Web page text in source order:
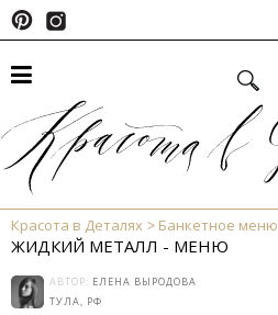
Красота в Деталях Банкетное меню
ЖИДКИЙ МЕТАЛЛ - МЕНЮ
АВТОР: ЕЛЕНА ВЫРОДОВА
ТУЛА, РФ